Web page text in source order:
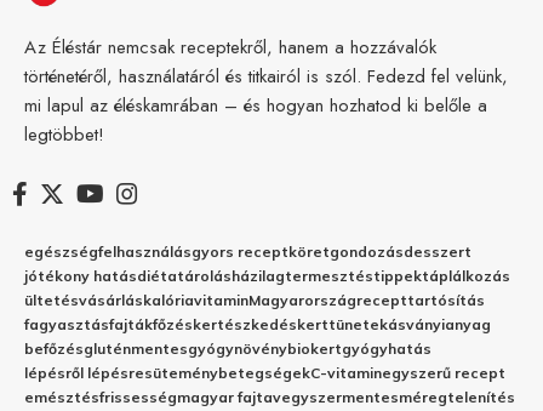
Az Éléstár nemcsak receptekről, hanem a hozzávalók
történetéről, használatáról és titkairól is szól. Fedezd fel velünk,
mi lapul az éléskamrában – és hogyan hozhatod ki belőle a
legtöbbet!
egészségfelhasználásgyors receptköretgondozásdesszert
jótékony hatásdiétatárolásházilagtermesztéstippektáplálkozás
ültetésvásárláskalóriavitaminMagyarországrecepttartósítás
fagyasztásfajtákfőzéskertészkedéskerttünetekásványianyag
befőzésgluténmentesgyógynövénybiokertgyógyhatás
lépésről lépésresüteménybetegségekC-vitaminegyszerű recept
emésztésfrissességmagyar fajtavegyszermentesméregtelenítés